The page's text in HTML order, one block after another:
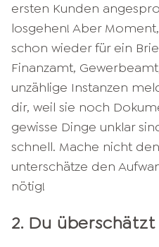
ersten Kunden
losgehen! Aber
schon wieder für ein
Finanzamt,
unzählige Instanzen
dir, weil sie noch
gewisse Dinge unklar
schnell. Mache nicht
unterschätze den
nötig!
2. Du